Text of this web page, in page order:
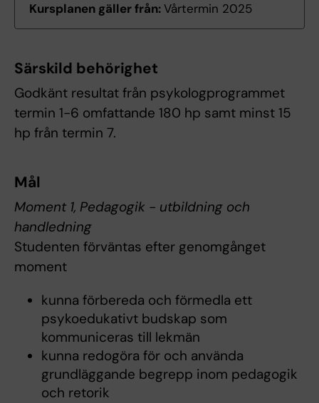
Kursplanen gäller från:Vårtermin 2025
Särskild behörighet
Godkänt resultat från psykologprogrammet
termin 1-6 omfattande 180 hp samt minst 15
hp från termin 7.
Mål
Moment 1, Pedagogik - utbildning och
handledning
Studenten förväntas efter genomgånget
moment
kunna förbereda och förmedla ett
psykoedukativt budskap som
kommuniceras till lekmän
kunna redogöra för och använda
grundläggande begrepp inom pedagogik
och retorik